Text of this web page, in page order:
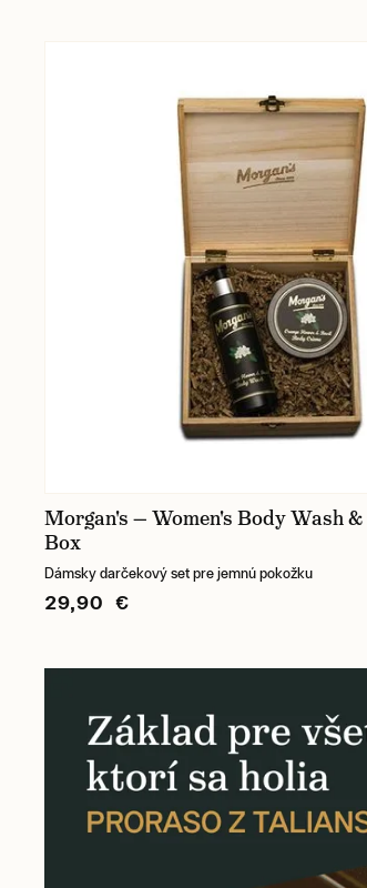
Morgan's — Women's Body Wash
Box
Dámsky darčekový set pre jemnú pokožku
29,90 €